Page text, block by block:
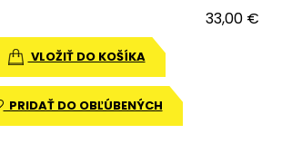
33,00 €
VLOŽIŤ DO KOŠÍKA
PRIDAŤ DO OBĽÚBENÝCH